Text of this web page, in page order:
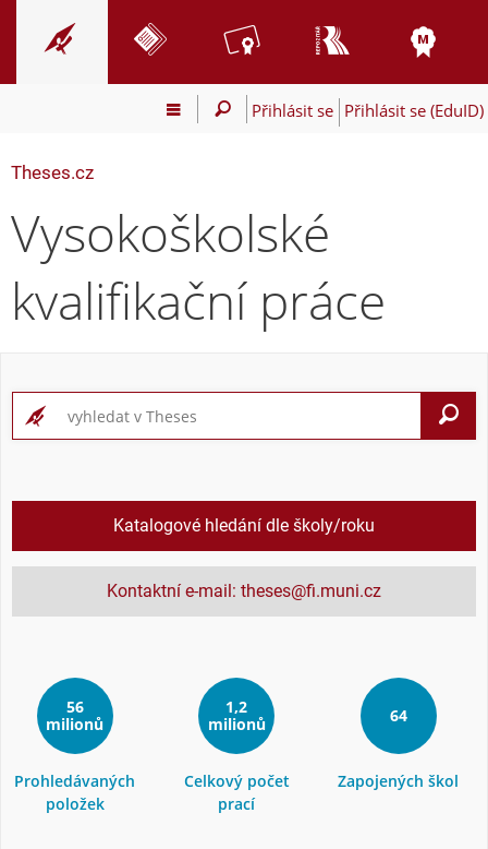
Přihlásit se Přihlásit se (EduID)
Theses.cz
Vysokoškolské
kvalifikační práce
Katalogové hledání dle školy/roku
Kontaktní e-mail: theses@fi.muni.cz
56
milionů
Prohledávaných
položek
1,2
milionů
Celkový počet
prací
64
Zapojených škol